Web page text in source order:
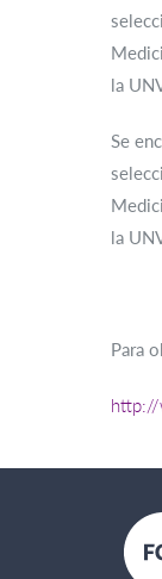
la
Se
la
Para
http://